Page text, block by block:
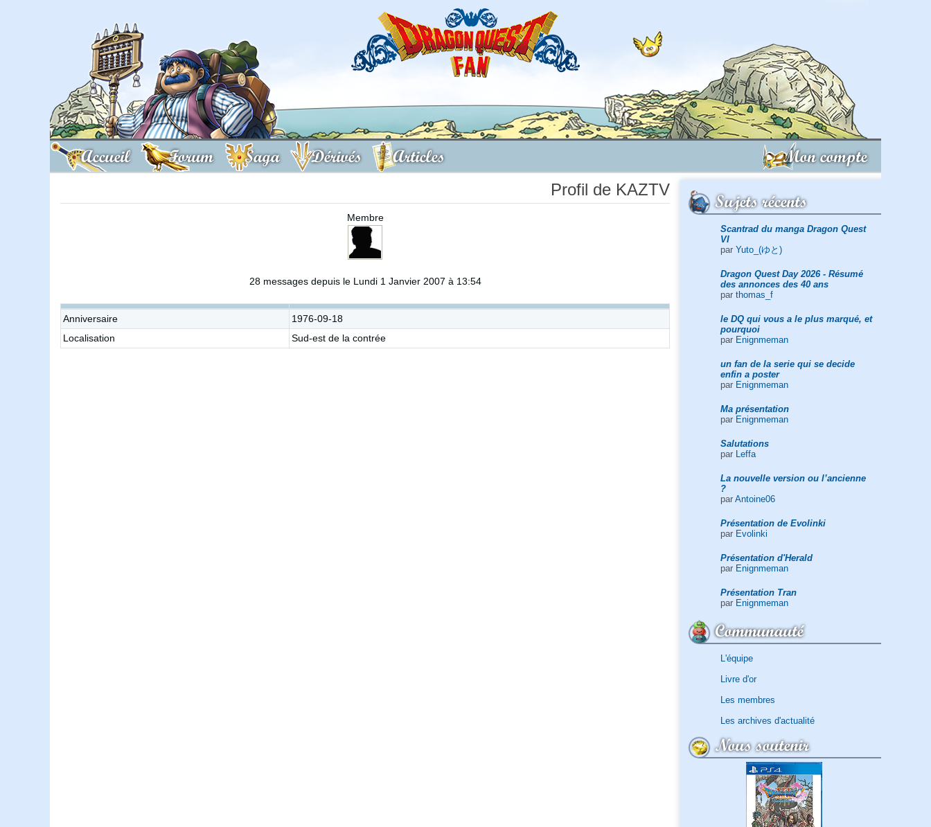
Accueil Forum Saga Dérivés Articles Mon compte
Sujets récents
Scantrad du manga Dragon Quest
VI
par Yuto_(ゆと)
Dragon Quest Day 2026 - Résumé
des annonces des 40 ans
par thomas_f
le DQ qui vous a le plus marqué, et
pourquoi
par Enignmeman
un fan de la serie qui se decide
enfin a poster
par Enignmeman
Ma présentation
par Enignmeman
Salutations
par
Leffa
La nouvelle version ou l’ancienne
?
par Antoine06
Présentation de Evolinki
par Evolinki
Présentation d'Herald
par Enignmeman
Présentation Tran
par Enignmeman
Communauté
L'équipe
Livre d'or
Les membres
Les archives d'actualité
Nous soutenir
Profil de KAZTV
Membre
28 messages depuis le Lundi 1 Janvier 2007 à 13:54
Anniversaire
1976-09-18
Localisation
Sud-est de la contrée